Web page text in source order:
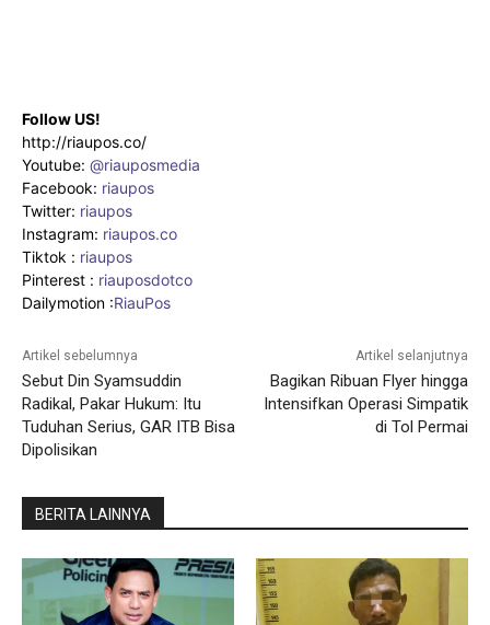
Follow US!
http://riaupos.co/
Youtube: @riauposmedia
Facebook: riaupos
Twitter: riaupos
Instagram: riaupos.co
Tiktok : riaupos
Pinterest : riauposdotco
Dailymotion :RiauPos
Artikel sebelumnya
Sebut Din Syamsuddin
Radikal, Pakar Hukum: Itu
Tuduhan Serius, GAR ITB Bisa
Dipolisikan
Artikel selanjutnya
Bagikan Ribuan Flyer hingga
Intensifkan Operasi Simpatik
di Tol Permai
BERITA LAINNYA